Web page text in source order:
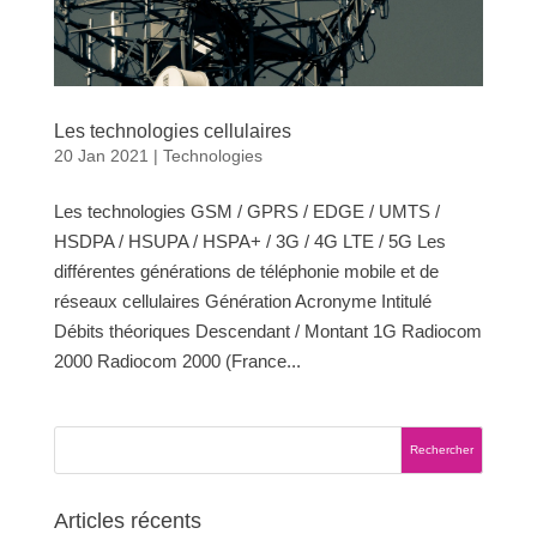
Les technologies cellulaires
20 Jan 2021 | Technologies
Les technologies GSM / GPRS / EDGE / UMTS /
HSDPA / HSUPA / HSPA+ / 3G / 4G LTE / 5G Les
différentes générations de téléphonie mobile et de
réseaux cellulaires Génération Acronyme Intitulé
Débits théoriques Descendant / Montant 1G Radiocom
2000 Radiocom 2000 (France...
Articles récents